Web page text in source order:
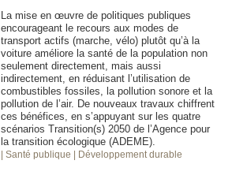
La mise en œuvre de politiques publiques
encourageant le recours aux modes de
transport actifs (marche, vélo) plutôt qu’à la
voiture améliore la santé de la population non
seulement directement, mais aussi
indirectement, en réduisant l’utilisation de
combustibles fossiles, la pollution sonore et la
pollution de l’air. De nouveaux travaux chiffrent
ces bénéfices, en s’appuyant sur les quatre
scénarios Transition(s) 2050 de l’Agence pour
la transition écologique (ADEME).
| Santé publique | Développement durable